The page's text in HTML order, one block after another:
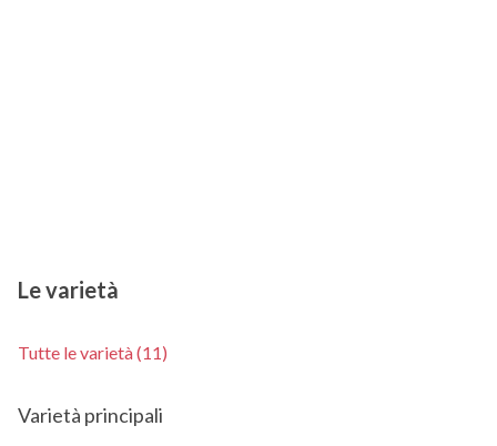
Le varietà
Tutte le varietà (11)
Varietà principali